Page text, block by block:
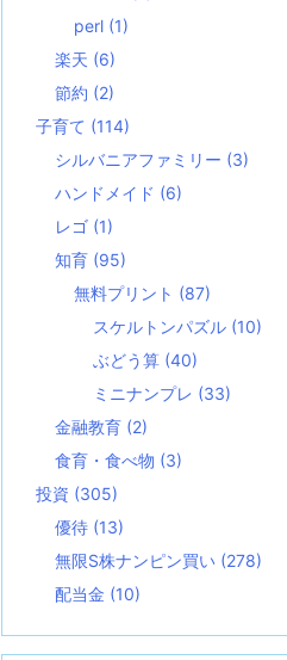
perl (1)
楽天 (6)
節約 (2)
子育て (114)
シルバニアファミリー (3)
ハンドメイド (6)
レゴ (1)
知育 (95)
無料プリント (87)
スケルトンパズル (10)
ぶどう算 (40)
ミニナンプレ (33)
金融教育 (2)
食育・食べ物 (3)
投資 (305)
優待 (13)
無限S株ナンピン買い (278)
配当金 (10)